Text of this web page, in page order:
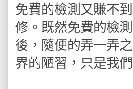
免費的檢測又賺不
修。既然免費的檢
後，隨便的弄一弄
界的陋習，只是我